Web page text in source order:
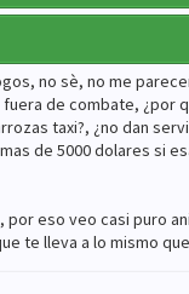
no sè, no me
de combate, ¿por
taxi?, ¿no dan
de 5000 dolares si
eso veo casi puro
te lleva a lo mismo